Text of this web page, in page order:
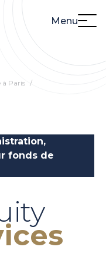
Menu
à Paris
fonds de